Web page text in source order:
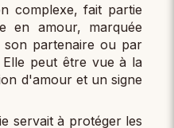
complexe, fait partie
en amour, marquée
partenaire ou par
peut être vue à la
d'amour et un signe
servait à protéger les